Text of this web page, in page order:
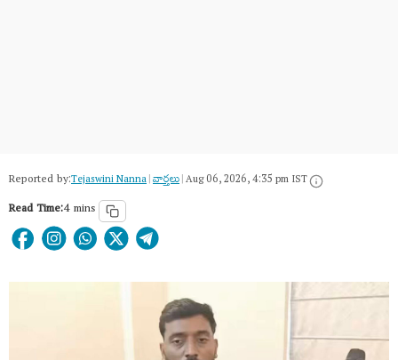
Reported by:Tejaswini Nanna|వార్త‌లు|Aug 06, 2026, 4:35 pm IST
Read Time:4 mins